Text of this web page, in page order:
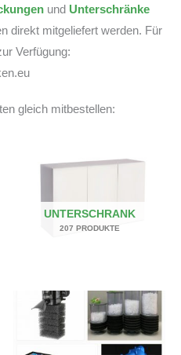
und Unterschränke
direkt mitgeliefert werden. Für
Verfügung:
gleich mitbestellen:
UNTERSCHRANK
207 PRODUKTE